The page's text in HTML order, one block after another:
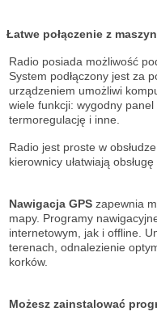
Łatwe połączenie z
Radio posiada możliwość
System podłączony jest za
urządzeniem umożliwi
wiele funkcji: wygodny
termoregulację i inne.
Radio jest proste w
kierownicy ułatwiają
Nawigacja GPS zapewnia
mapy. Programy
internetowym, jak i offline.
terenach, odnalezienie
korków.
Możesz zainstalować